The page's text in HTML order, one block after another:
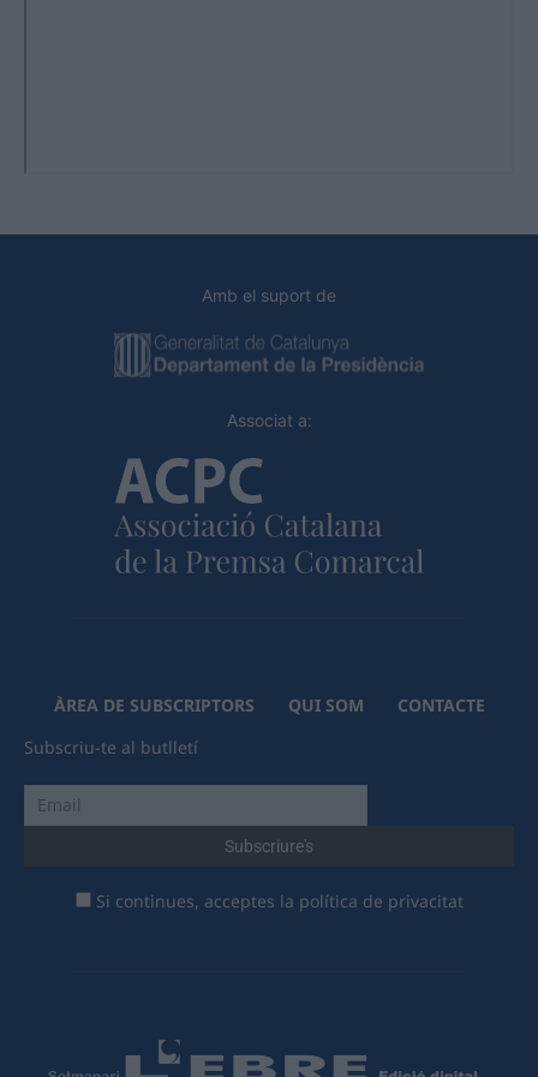
Amb el suport de
Associat a:
ÀREA DE SUBSCRIPTORS QUI SOM
CONTACTE
Subscriu-te al butlletí
Si continues, acceptes la política de privacitat